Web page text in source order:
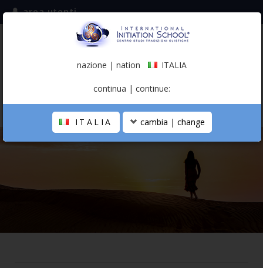
iscriviti alla mailing list
(italiano)
area utenti
LA SCUOLA
nazione | nation ITALIA
continua | continue:
ITALIA cambia | change